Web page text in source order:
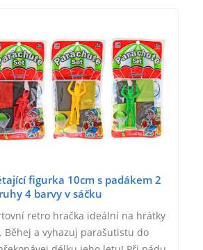
figurka 10cm s padákem 2
4 barvy v sáčku
retro hračka ideální na hrátky
Běhej a vyhazuj parašutistu do